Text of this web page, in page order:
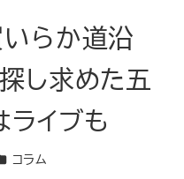
いらか道沿
し求めた五
ライブも
テゴリー
コラム